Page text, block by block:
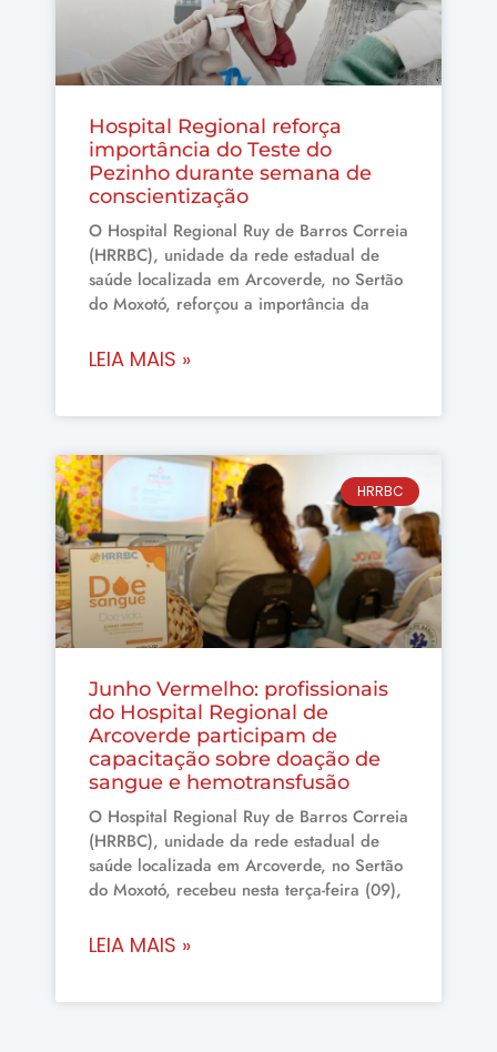
Hospital Regional reforça
importância do Teste do
Pezinho durante semana de
conscientização
O Hospital Regional Ruy de Barros Correia
(HRRBC), unidade da rede estadual de
saúde localizada em Arcoverde, no Sertão
do Moxotó, reforçou a importância da
LEIA MAIS »
HRRBC
Junho Vermelho: profissionais
do Hospital Regional de
Arcoverde participam de
capacitação sobre doação de
sangue e hemotransfusão
O Hospital Regional Ruy de Barros Correia
(HRRBC), unidade da rede estadual de
saúde localizada em Arcoverde, no Sertão
do Moxotó, recebeu nesta terça-feira (09),
LEIA MAIS »